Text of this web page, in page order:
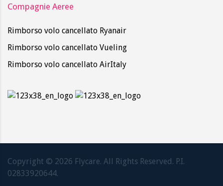
Compagnie Aeree
Rimborso volo cancellato Ryanair
Rimborso volo cancellato Vueling
Rimborso volo cancellato AirItaly
Copyright © 2026 Flycare. All Rights Reserved. P.I.
02833920644.